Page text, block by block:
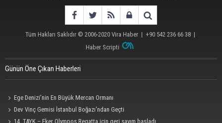
Tüm Hakları Saklıdır © 2006-2020 Vira Haber | +90 542 236 66 38 |
Haber Scripti
Günün Öne Çıkan Haberleri
Ege Denizi’nin En Büyük Mercan Ormanı
Dev Vinç Gemisi İstanbul Boğazı'ndan Geçti
14. TAYK – Eker Olympos Regatta için geri sayım başladı